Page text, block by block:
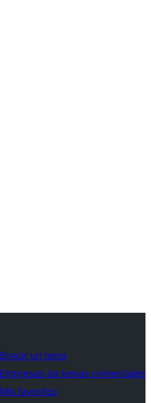
Enviar un tema
Empresas de temas comerciales
Mis favoritos